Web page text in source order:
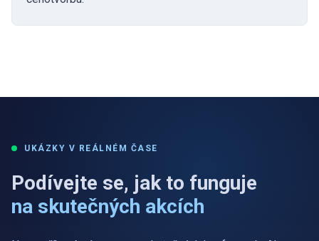
UKÁZKY V REÁLNÉM ČASE
Podívejte se, jak to funguje
na skutečných akcích